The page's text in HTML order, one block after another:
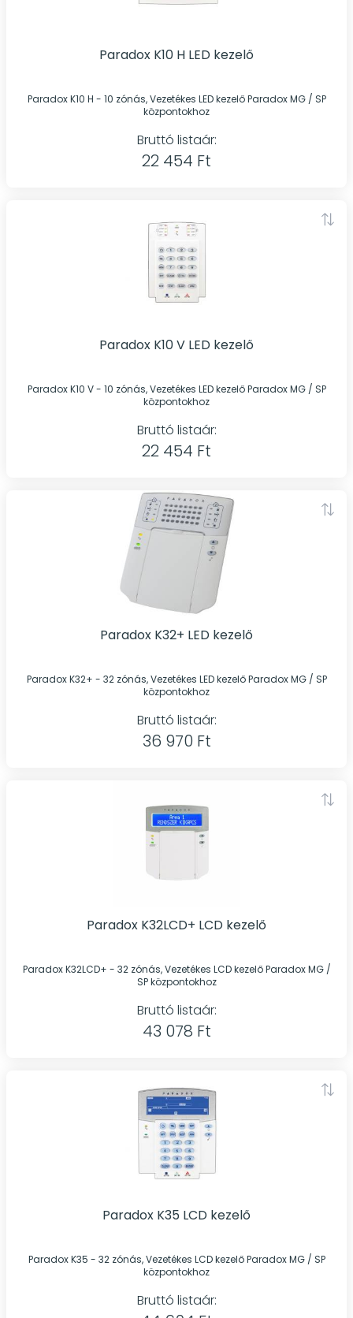
Paradox K10 H LED kezelő
Paradox K10 H - 10 zónás, Vezetékes LED kezelő Paradox MG / SP
központokhoz
Bruttó listaár:
22 454 Ft
Paradox K10 V LED kezelő
Paradox K10 V - 10 zónás, Vezetékes LED kezelő Paradox MG / SP
központokhoz
Bruttó listaár:
22 454 Ft
Paradox K32+ LED kezelő
Paradox K32+ - 32 zónás, Vezetékes LED kezelő Paradox MG / SP
központokhoz
Bruttó listaár:
36 970 Ft
Paradox K32LCD+ LCD kezelő
Paradox K32LCD+ - 32 zónás, Vezetékes LCD kezelő Paradox MG /
SP központokhoz
Bruttó listaár:
43 078 Ft
Paradox K35 LCD kezelő
Paradox K35 - 32 zónás, Vezetékes LCD kezelő Paradox MG / SP
központokhoz
Bruttó listaár: